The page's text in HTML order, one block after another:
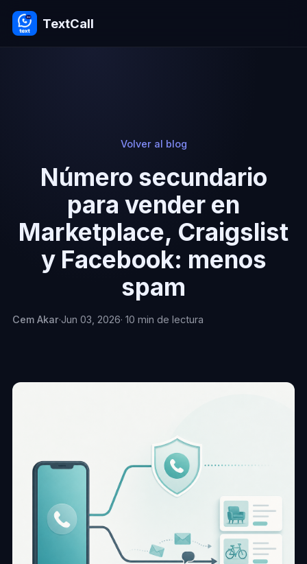
TextCall
Volver al blog
Número secundario
para vender en
Marketplace, Craigslist
y Facebook: menos
spam
Cem Akar·Jun 03, 2026· 10 min de lectura